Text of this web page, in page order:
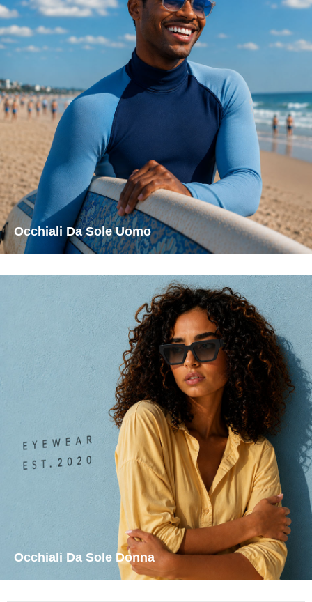
Occhiali Da Sole Uomo
Occhiali Da Sole Donna